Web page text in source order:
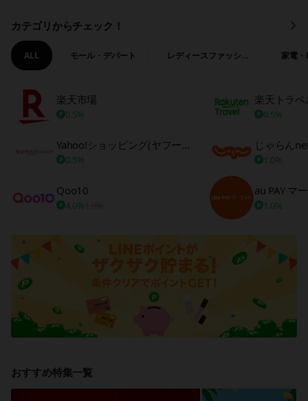
も
と
カテゴリからチェック！
ALL モール・デパート レディースファッション 家電
楽天市場
0.5%
Yahoo!ショッピング(ヤフーショッピング)
0.5%
Qoo10
4.0%
楽天トラベ
0.5%
じゃらん
1.0%
au PAY マ
1.0%
おすすめ特集一覧